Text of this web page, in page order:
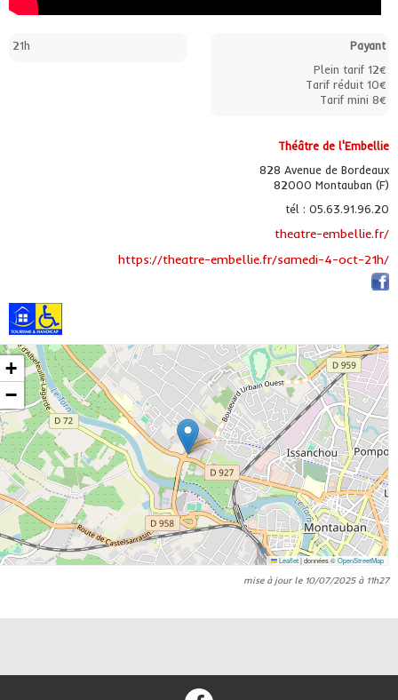
21h
Payant
Plein tarif 12€
Tarif réduit 10€
Tarif mini 8€
Théâtre de l'Embellie
828 Avenue de Bordeaux
82000 Montauban (F)
tél : 05.63.91.96.20
theatre-embellie.fr/
https://theatre-embellie.fr/samedi-4-oct-21h/
+
−
Leaflet|données ©OpenStreetMap
mise à jour le 10/07/2025 à 11h27